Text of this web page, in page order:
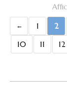
1 2
10
11 12